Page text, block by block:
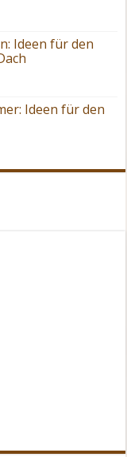
Ideen für den
Ideen für den